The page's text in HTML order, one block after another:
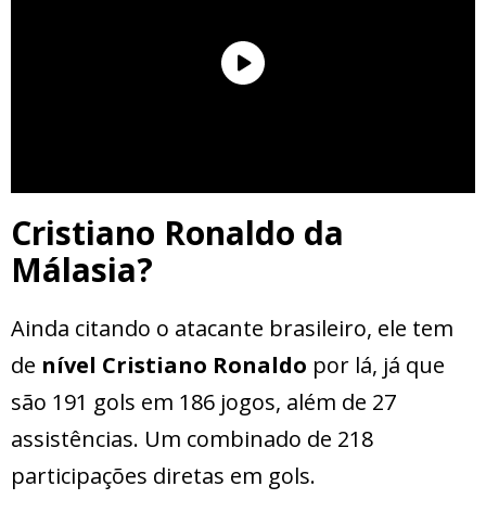
Cristiano Ronaldo da
Málasia?
Ainda citando o atacante brasileiro, ele tem
de nível Cristiano Ronaldo por lá, já que
são 191 gols em 186 jogos, além de 27
assistências. Um combinado de 218
participações diretas em gols.